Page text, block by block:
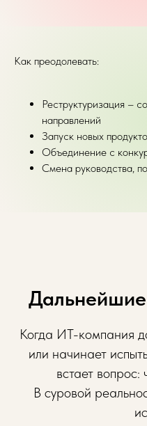
Как преодолевать:
Реструктуризация –
направлений
Запуск новых
Объединение с
Смена руководства,
Дальнейшие
Когда ИТ-компания
или начинает
встает вопрос:
В суровой